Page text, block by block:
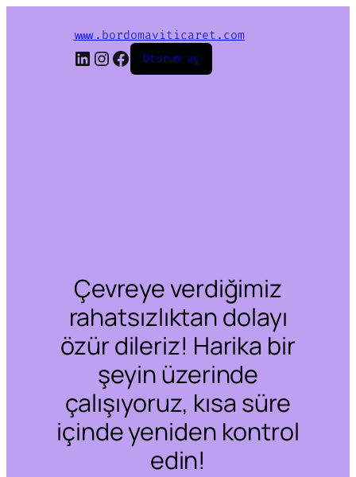
www.bordomaviticaret.com
LinkedIn
Instagram
Facebook
Oturum aç
Çevreye verdiğimiz
rahatsızlıktan dolayı
özür dileriz! Harika bir
şeyin üzerinde
çalışıyoruz, kısa süre
içinde yeniden kontrol
edin!